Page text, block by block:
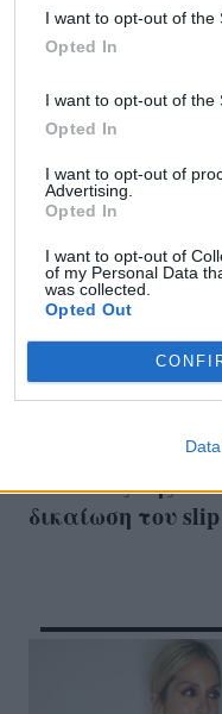
I want to opt-out of the
Opted In
I want to opt-out of the
Opted In
I want to opt-out of
Advertising.
Opted In
I want to opt-out of
of my Personal Data
was collected.
Opted Out
vintage νυχτικό
διακοπές της- Η
δικαίωση του